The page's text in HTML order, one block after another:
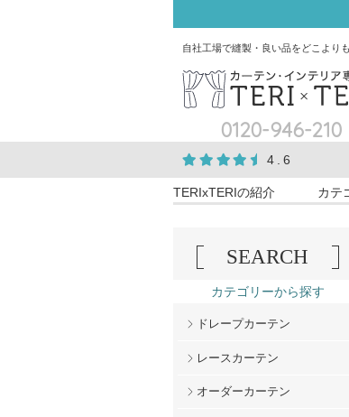
自社工場で縫製・良い品をどこよ
0120-946-210
4.6
TERIxTERIの紹介 カテ
SEARCH
カテゴリーから探す
ドレープカーテン
レースカーテン
オーダーカーテン